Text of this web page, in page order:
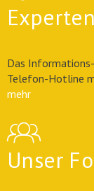
Das
Telefon-Hotline
mehr
Unser